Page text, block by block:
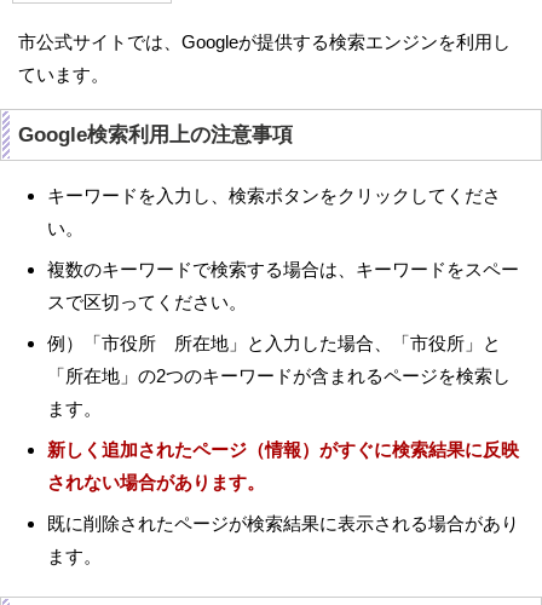
市公式サイトでは、Googleが提供する検索エンジンを利用し
ています。
Google検索利用上の注意事項
キーワードを入力し、検索ボタンをクリックしてくださ
い。
複数のキーワードで検索する場合は、キーワードをスペー
スで区切ってください。
例）「市役所 所在地」と入力した場合、「市役所」と
「所在地」の2つのキーワードが含まれるページを検索し
ます。
新しく追加されたページ（情報）がすぐに検索結果に反映
されない場合があります。
既に削除されたページが検索結果に表示される場合があり
ます。